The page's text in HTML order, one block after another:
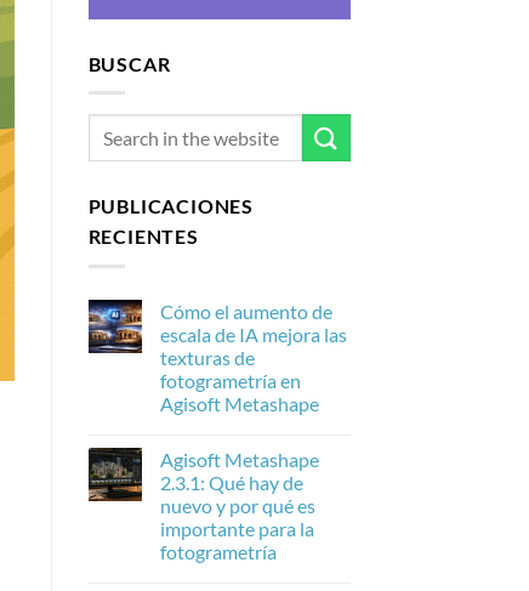
BUSCAR
PUBLICACIONES
RECIENTES
Cómo el aumento de
escala de IA mejora las
texturas de
fotogrametría en
Agisoft Metashape
comentarios
en
Cómo
el
aumento
de
escala
Agisoft Metashape
2.3.1: Qué hay de
nuevo y por qué es
importante para la
fotogrametría